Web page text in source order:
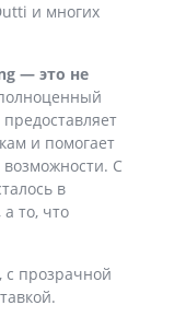
и многих
— это не
и помогает
С
в
то, что
прозрачной